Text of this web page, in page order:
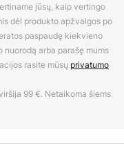
jūsų, kaip vertingo
dėl produkto apžvalgos po
paspaudę kiekvieno
arba parašę mums
rasite mūsų privatumo
99 €. Netaikoma šiems